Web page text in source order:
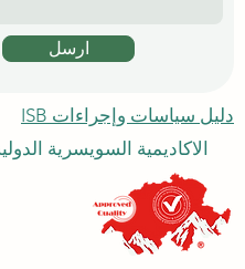
ارسل
دليل سياسات وإجراءات ISB
الاكاديمية السويسرية